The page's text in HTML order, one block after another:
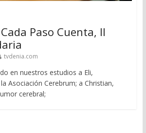
Paso Cuenta, II
tvdenia.com
en nuestros estudios a Eli,
Asociación Cerebrum; a Christian,
cerebral;